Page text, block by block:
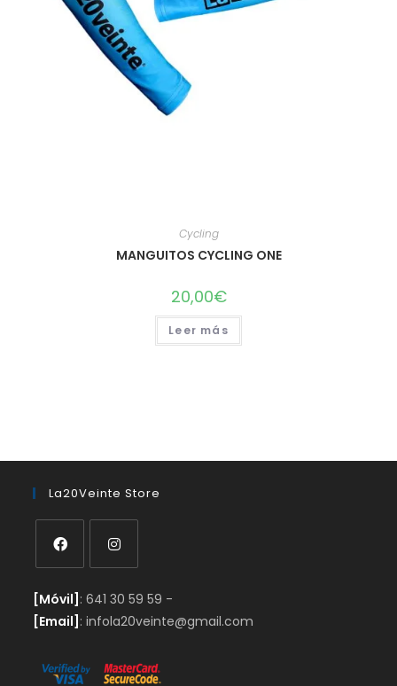
Cycling
MANGUITOS CYCLING ONE
20,00€
Leer más
La20Veinte Store
abre
en
nueva
abre
en
nueva
[Móvil] : 641 30 59 59 -
[Email] : infola20veinte@gmail.com